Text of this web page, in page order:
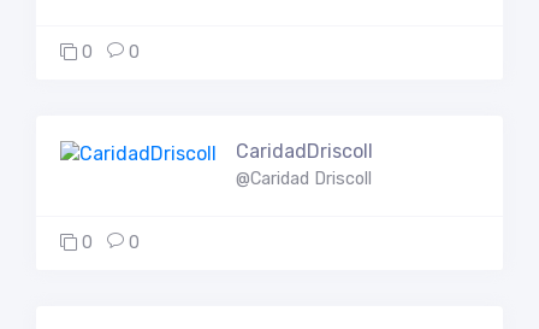
0 0
CaridadDriscoll
@Caridad Driscoll
0 0